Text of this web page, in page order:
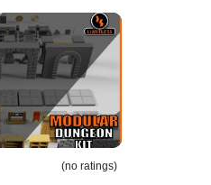
(no ratings)